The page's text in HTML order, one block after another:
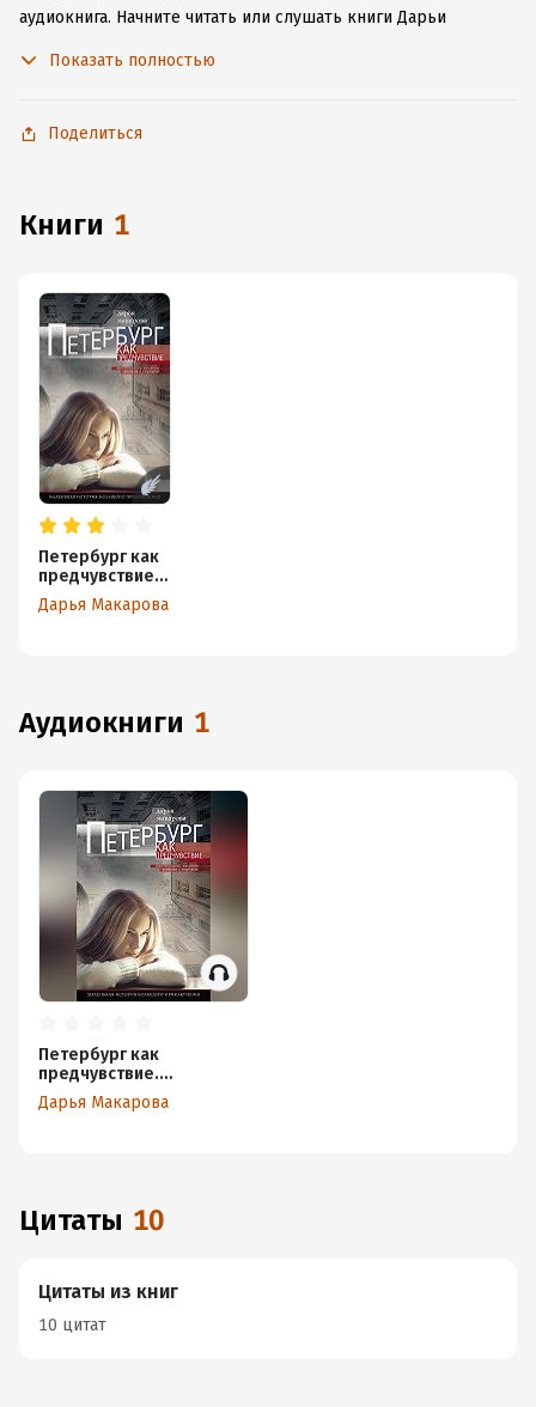
аудиокнига. Начните читать или слушать книги Дарьи
к интернету.
Показать полностью
Поделиться
книги 1
Петербург как
предчувствие.
Шестнадцать
месяцев
приключения
Дарья Макарова
аудиокниги 1
Петербург как
предчувствие.
Шестнадцать месяцев
романа с городом.
Дарья Макарова
Цитаты 10
Цитаты из книг
10 цитат